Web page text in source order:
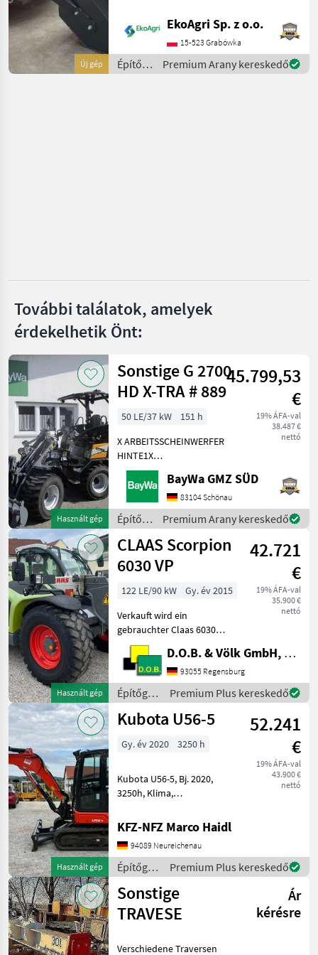
Stockmann
Fliegl Új gép
Nutzinhalt (l): 600 Gewicht
(kg): 480 Abmessungen
(mm): Lä
EkoAgri Sp. z o.o.
15-523 Grabówka
Építőgépek
/
Premium Arany kereskedő
További találatok, amelyek
érdekelhetik Önt:
Használt gép
Sonstige G 2700
HD X-TRA # 889
45.799,53
€
19% ÁFA-val
38.487 €
nettó
50 LE/37 kW
151 h
X ARBEITSSCHEINWERFER
HINTE1X
ARBEITSSCHEINWERFER
VORNE1X
HECKGEWICHTSPLATTE 62
KG1X
HYDRAULIKKREISLAUF
DPPPEL31X15.50-15
SKIDDATENBESCHEINIGUNG
BRD 20 KMDRUCKFREIER
BayWa GMZ SÜD
83104 Schönau
Építőgépek
/
Sonstige
Premium Arany kereskedő
Használt gép
CLAAS Scorpion
6030 VP
42.721
€
19% ÁFA-val
35.900 €
nettó
122 LE/90 kW
Gy. év 2015
Verkauft wird ein
gebrauchter Claas 6030
Varipower Teleskoplader -
Kramer
Schnellwechselplatte
hydraulisch - Handgas mit
Langsamfahreinrichtung -
Motorvorwärmung ü
D.O.B. & Völk GmbH, Filiale Regensburg
93055 Regensburg
Építőgépek
/ Claas
Premium Plus kereskedő
Használt gép
Kubota U56-5
52.241
€
19% ÁFA-val
43.900 €
nettó
Gy. év 2020 3250 h
Kubota U56-5, Bj. 2020,
3250h, Klima,
mit HS03,
Grabenräumlöffel, Ketten
90% Építőgépek Mini
kotrógép
KFZ-NFZ Marco Haidl
94089 Neureichenau
Építőgépek
/ Kubota
Premium Plus kereskedő
Sonstige
TRAVESE
Ár
kérésre
Verschiedene Traversen